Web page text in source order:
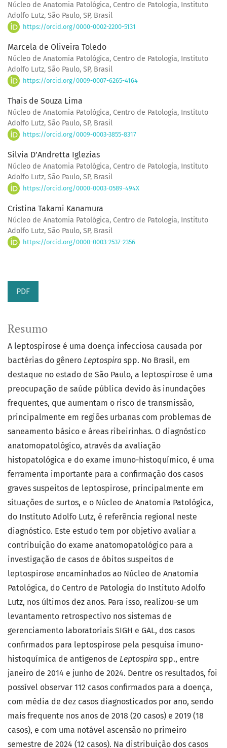
Núcleo de Anatomia Patológica, Centro de Patologia, Instituto
Adolfo Lutz, São Paulo, SP, Brasil
https://orcid.org/0000-0002-2200-5131
Marcela de Oliveira Toledo
Núcleo de Anatomia Patológica, Centro de Patologia, Instituto
Adolfo Lutz, São Paulo, SP, Brasil
https://orcid.org/0009-0007-6265-4164
Thais de Souza Lima
Núcleo de Anatomia Patológica, Centro de Patologia, Instituto
Adolfo Lutz, São Paulo, SP, Brasil
https://orcid.org/0009-0003-3855-8317
Silvia D’Andretta Iglezias
Núcleo de Anatomia Patológica, Centro de Patologia, Instituto
Adolfo Lutz, São Paulo, SP, Brasil
https://orcid.org/0000-0003-0589-494X
Cristina Takami Kanamura
Núcleo de Anatomia Patológica, Centro de Patologia, Instituto
Adolfo Lutz, São Paulo, SP, Brasil
https://orcid.org/0000-0003-2537-2356
PDF
Resumo
A leptospirose é uma doença infecciosa causada por
bactérias do gênero Leptospira spp. No Brasil, em
destaque no estado de São Paulo, a leptospirose é uma
preocupação de saúde pública devido às inundações
frequentes, que aumentam o risco de transmissão,
principalmente em regiões urbanas com problemas de
saneamento básico e áreas ribeirinhas. O diagnóstico
anatomopatológico, através da avaliação
histopatológica e do exame imuno-histoquímico, é uma
ferramenta importante para a confirmação dos casos
graves suspeitos de leptospirose, principalmente em
situações de surtos, e o Núcleo de Anatomia Patológica,
do Instituto Adolfo Lutz, é referência regional neste
diagnóstico. Este estudo tem por objetivo avaliar a
contribuição do exame anatomopatológico para a
investigação de casos de óbitos suspeitos de
leptospirose encaminhados ao Núcleo de Anatomia
Patológica, do Centro de Patologia do Instituto Adolfo
Lutz, nos últimos dez anos. Para isso, realizou-se um
levantamento retrospectivo nos sistemas de
gerenciamento laboratoriais SIGH e GAL, dos casos
confirmados para leptospirose pela pesquisa imuno-
histoquímica de antígenos de Leptospira spp., entre
janeiro de 2014 e junho de 2024. Dentre os resultados, foi
possível observar 112 casos confirmados para a doença,
com média de dez casos diagnosticados por ano, sendo
mais frequente nos anos de 2018 (20 casos) e 2019 (18
casos), e com uma notável ascensão no primeiro
semestre de 2024 (12 casos). Na distribuição dos casos